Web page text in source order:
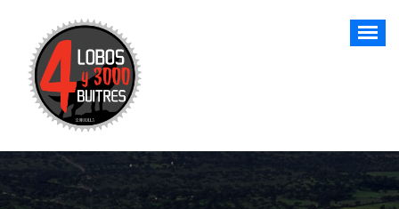
contenido